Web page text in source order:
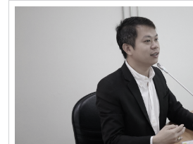
จัดขึ้นระหว่างวันที่ 4–5 สิงหาคม
บอลรูม (ABC) โรงแรมเซ็นทารา แกรน
ลาดพร้าว กรุงเทพมหานคร งานดังกล่า
จัดการทุนด้านการพัฒนาพื้นที่ (บพท. :
กำกับของ สำนักงานเร่งรัดการวิจัยและ
สามารถการแข่งขันและการพัฒนาพื้นที่
แพร่ แลกเปลี่ยนองค์ความรู้ และต่อยอ
และนวัตกรรมที่พร้อมใช้ในการพัฒนา